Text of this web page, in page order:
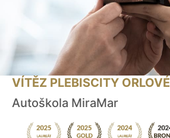
VÍTĚZ PLEBISCITY ORLOVÉ
Autoškola MiraMar